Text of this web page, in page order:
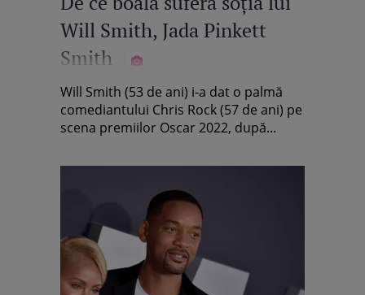
Will Smith, Jada Pinkett
Smith
Will Smith (53 de ani) i-a dat o palmă
comediantului Chris Rock (57 de ani) pe
scena premiilor Oscar 2022, după...